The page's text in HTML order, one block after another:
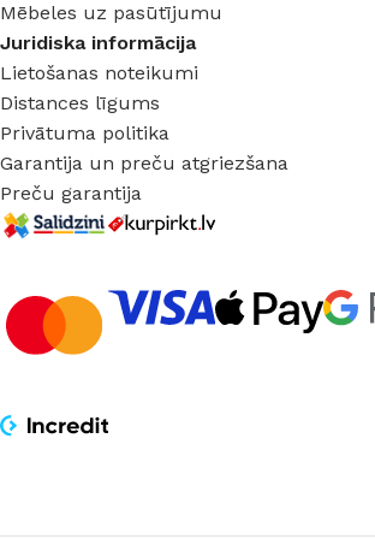
Mēbeles uz pasūtījumu
Juridiska informācija
Lietošanas noteikumi
Distances līgums
Privātuma politika
Garantija un preču atgriezšana
Preču garantija